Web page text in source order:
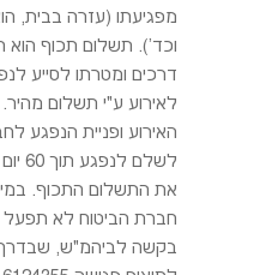
מפגיעתו (עזרה בבית,
וכד'). תשלום תכוף הוא
דרכים ומטרתו לסייע
לאירוע ע"י תשלום
האירוע ופניית הנפגע
את התשלום התכוף.
חברת הביטוח לא תפעל
בקשה לביהמ"ש, שבדרך